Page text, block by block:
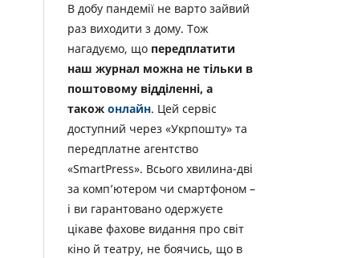
В добу пандемії не варто зайвий
раз виходити з дому. Тож
нагадуємо, що передплатити
наш журнал можна не тільки в
поштовому відділенні, а
також онлайн. Цей сервіс
доступний через «Укрпошту» та
передплатне агентство
«SmartPress». Всього хвилина-дві
за комп’ютером чи смартфоном –
і ви гарантовано одержуєте
цікаве фахове видання про світ
кіно й театру, не боячись, що в